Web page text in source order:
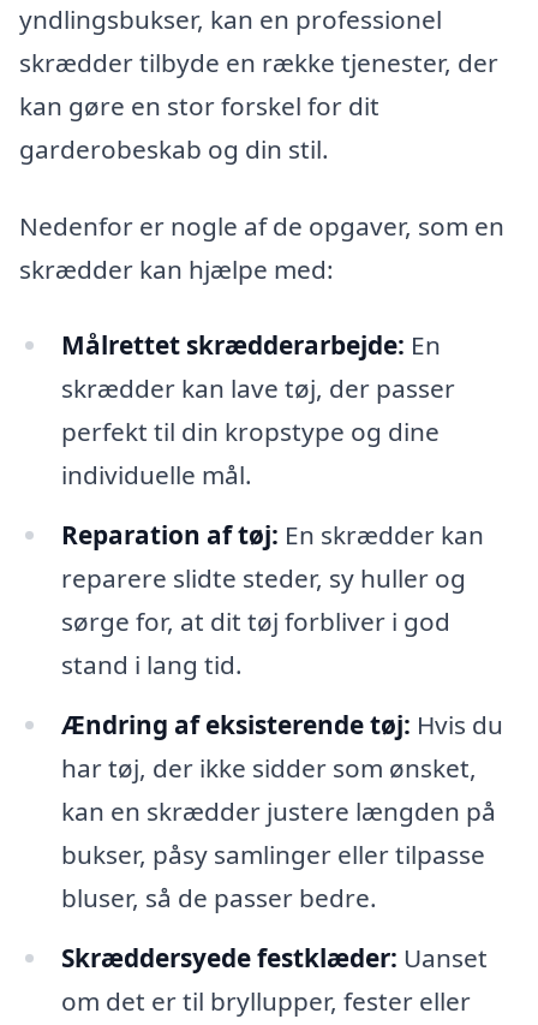
yndlingsbukser, kan en professionel
skrædder tilbyde en række tjenester, der
kan gøre en stor forskel for dit
garderobeskab og din stil.
Nedenfor er nogle af de opgaver, som en
skrædder kan hjælpe med:
Målrettet skrædderarbejde: En
skrædder kan lave tøj, der passer
perfekt til din kropstype og dine
individuelle mål.
Reparation af tøj: En skrædder kan
reparere slidte steder, sy huller og
sørge for, at dit tøj forbliver i god
stand i lang tid.
Ændring af eksisterende tøj: Hvis du
har tøj, der ikke sidder som ønsket,
kan en skrædder justere længden på
bukser, påsy samlinger eller tilpasse
bluser, så de passer bedre.
Skræddersyede festklæder: Uanset
om det er til bryllupper, fester eller